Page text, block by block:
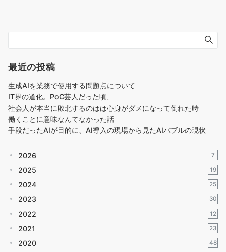
最近の投稿
生成AIを業務で使用する問題点について
IT界の道化。PoC芸人だった頃、
社会人が本当に敗北するのはは心身がダメになって倒れた時
働くことに意味なんてなかった話
手段だったAIが目的に、AI導入の現場から見たAIバブルの現状
2026 7
2025 19
2024 25
2023 30
2022 12
2021 23
2020 48